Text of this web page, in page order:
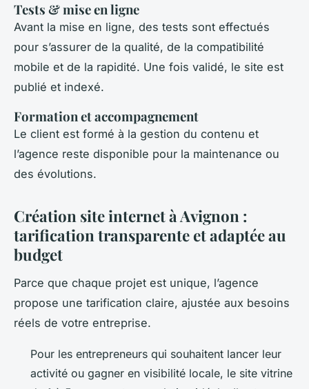
Tests & mise en ligne
Avant la mise en ligne, des tests sont effectués
pour s’assurer de la qualité, de la compatibilité
mobile et de la rapidité. Une fois validé, le site est
publié et indexé.
Formation et accompagnement
Le client est formé à la gestion du contenu et
l’agence reste disponible pour la maintenance ou
des évolutions.
Création site internet à Avignon :
tarification transparente et adaptée au
budget
Parce que chaque projet est unique, l’agence
propose une tarification claire, ajustée aux besoins
réels de votre entreprise.
Pour les entrepreneurs qui souhaitent lancer leur
activité ou gagner en visibilité locale, le site vitrine